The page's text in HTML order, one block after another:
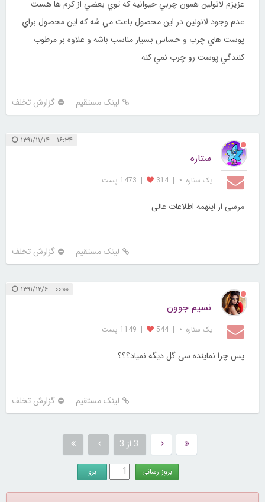
عزيزم لانولين همون چربي حيوانيه كه توي بعضي از كرم ها هست
عدم وجود لانولين در اين محصول باعث مي شه كه اين محصول براي
پوست هاي چرب و حساس بسيار مناسب باشه و علاوه بر مرطوب
كنندگي پوست رو چرب نمي كنه
لینک مستقیم گزارش تخلف
۱۶:۳۴ ۱۳۹۱/۱۱/۱۴
ستاره
یک ستاره ⋆ |
314
| 1473 پست
مرسی از اینهمه اطلاعات عالی
لینک مستقیم گزارش تخلف
۰۰:۰۰ ۱۳۹۱/۱۲/۶
نسیم جوون
یک ستاره ⋆ |
544
| 1149 پست
پس چرا نماینده سی گل دیگه نمیاد؟؟؟
لینک مستقیم گزارش تخلف
3 از 3